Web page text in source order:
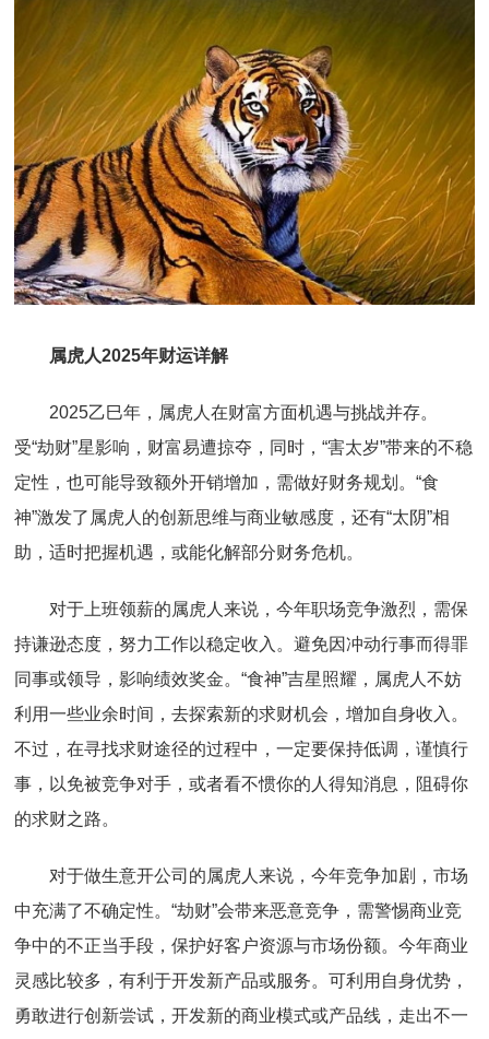
属虎人2025年财运详解
2025乙巳年，属虎人在财富方面机遇与挑战并存。
受“劫财”星影响，财富易遭掠夺，同时，“害太岁”带来的不稳
定性，也可能导致额外开销增加，需做好财务规划。“食
神”激发了属虎人的创新思维与商业敏感度，还有“太阴”相
助，适时把握机遇，或能化解部分财务危机。
对于上班领薪的属虎人来说，今年职场竞争激烈，需保
持谦逊态度，努力工作以稳定收入。避免因冲动行事而得罪
同事或领导，影响绩效奖金。“食神”吉星照耀，属虎人不妨
利用一些业余时间，去探索新的求财机会，增加自身收入。
不过，在寻找求财途径的过程中，一定要保持低调，谨慎行
事，以免被竞争对手，或者看不惯你的人得知消息，阻碍你
的求财之路。
对于做生意开公司的属虎人来说，今年竞争加剧，市场
中充满了不确定性。“劫财”会带来恶意竞争，需警惕商业竞
争中的不正当手段，保护好客户资源与市场份额。今年商业
灵感比较多，有利于开发新产品或服务。可利用自身优势，
勇敢进行创新尝试，开发新的商业模式或产品线，走出不一